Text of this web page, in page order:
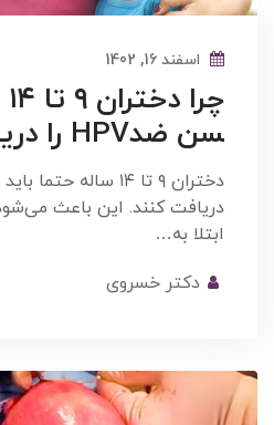
اسفند 16, 1402
سن ضدHPV را دریافت کنند؟
ابتلا به…
دکتر خسروی